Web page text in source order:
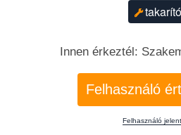
takarító
Innen érkeztél:
Felhasználó
Felhasználó